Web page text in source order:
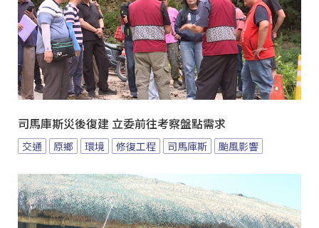
司馬庫斯災後復建 立委前往考察盤點需求
交通 原鄉 環境 修復工程 司馬庫斯 颱風影響